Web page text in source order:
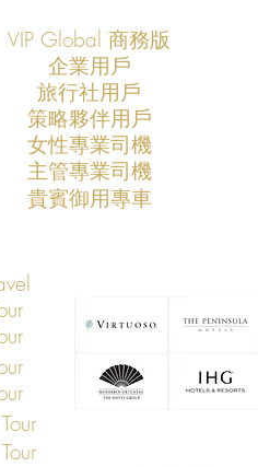
專案
動與
VIP Global成
2025全球AI
VIP Global 商務版
企業用戶
旅行社用戶
策略夥伴用戶
​女性專業司機
​主管專業司機
​貴賓御用專車